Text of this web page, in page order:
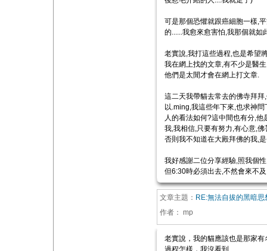
可是那個恐懼就跟癌細胞一樣,
的......我愈來愈害怕,我那個就如
老實說,我打這些過程,也是希望
我在網上找的文章,有不少是醫
他們是太閒才會在網上打文章.
這二天我帶貓去常去的佛寺拜
以.ming,我這些年下來,也求神
人的看法如何?這中間也有分,
我,我相信,只要有努力,有心意,
否則我不知道在大殿拜佛的我,
我好感謝二位分享經驗,照我個
但6:30時必須出去,不然會來不
文章主題： RE:無法自拔的黑暗思
作者： mp
老實說，我的貓應該也是那家有
過程怎樣，我沒看到